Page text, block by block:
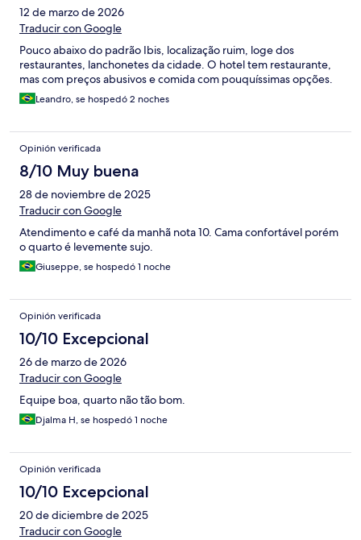
12 de marzo de 2026
Traducir con Google
Pouco abaixo do padrão Ibis, localização ruim, loge dos
restaurantes, lanchonetes da cidade. O hotel tem restaurante,
mas com preços abusivos e comida com pouquíssimas opções.
Leandro, se hospedó 2 noches
Opinión verificada
8/10 Muy buena
28 de noviembre de 2025
Traducir con Google
Atendimento e café da manhã nota 10. Cama confortável porém
o quarto é levemente sujo.
Giuseppe, se hospedó 1 noche
Opinión verificada
10/10 Excepcional
26 de marzo de 2026
Traducir con Google
Equipe boa, quarto não tão bom.
Djalma H, se hospedó 1 noche
Opinión verificada
10/10 Excepcional
20 de diciembre de 2025
Traducir con Google